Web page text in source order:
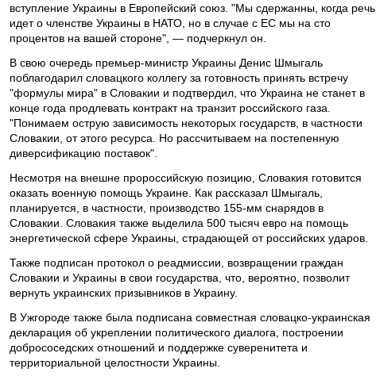
вступление Украины в Европейский союз. "Мы сдержанны, когда речь
идет о членстве Украины в НАТО, но в случае с ЕС мы на сто
процентов на вашей стороне", — подчеркнул он.
В свою очередь премьер-министр Украины Денис Шмыгаль
поблагодарил словацкого коллегу за готовность принять встречу
"формулы мира" в Словакии и подтвердил, что Украина не станет в
конце года продлевать контракт на транзит российского газа.
"Понимаем острую зависимость некоторых государств, в частности
Словакии, от этого ресурса. Но рассчитываем на постепенную
диверсификацию поставок".
Несмотря на внешне пророссийскую позицию, Словакия готовится
оказать военную помощь Украине. Как рассказал Шмыгаль,
планируется, в частности, производство 155-мм снарядов в
Словакии. Словакия также выделила 500 тысяч евро на помощь
энергетической сфере Украины, страдающей от российских ударов.
Также подписан протокол о реадмиссии, возвращении граждан
Словакии и Украины в свои государства, что, вероятно, позволит
вернуть украинских призывников в Украину.
В Ужгороде также была подписана совместная словацко-украинская
декларация об укреплении политического диалога, построении
добрососедских отношений и поддержке суверенитета и
территориальной целостности Украины.